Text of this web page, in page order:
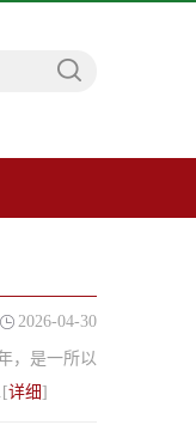
2026-04-30
，是一所以
详细]